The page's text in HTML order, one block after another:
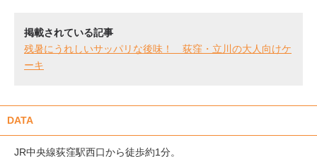
掲載されている記事
残暑にうれしいサッパリな後味！ 荻窪・立川の大人向けケ
ーキ
DATA
JR中央線荻窪駅西口から徒歩約1分。